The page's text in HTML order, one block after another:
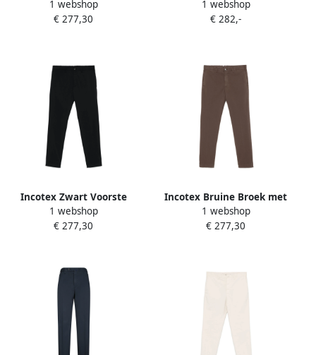
Button Pants Blue Heren
1 webshop
€ 277,30
Geknoopte Broek Gray
Heren
1 webshop
€ 282,-
Incotex Zwart Voorste
Knoop Rits Riemlussen
Black Heren
1 webshop
€ 277,30
Incotex Bruine Broek met
Rits en Knoopsluiting
Brown Heren
1 webshop
€ 277,30